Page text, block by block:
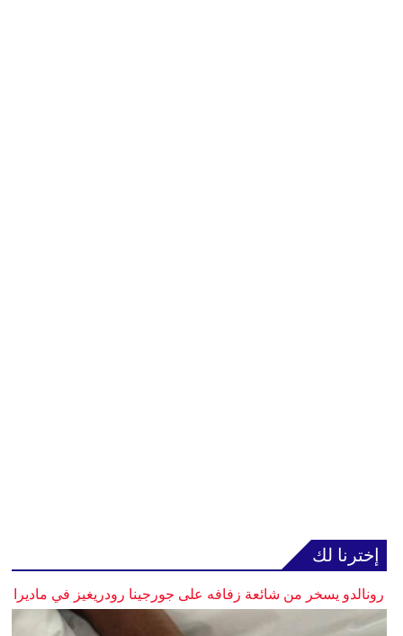
إخترنا لك
رونالدو يسخر من شائعة زفافه على جورجينا رودريغيز في ماديرا